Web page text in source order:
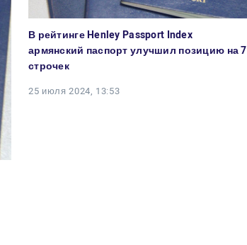
В рейтинге Henley Passport Index
армянский паспорт улучшил позицию на 7
строчек
25 июля 2024, 13:53